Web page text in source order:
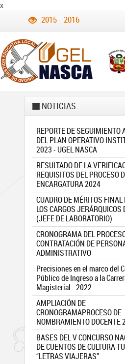
x
2015 2016
NOTICIAS
REPORTE DE SEGUIMIENTO
DEL PLAN OPERATIVO
2023 - UGEL NASCA
RESULTADO DE LA
REQUISITOS DEL PROCESO
ENCARGATURA 2024
CUADRO DE MÉRITOS FINAL
LOS CARGOS JERÁRQUICOS
(JEFE DE LABORATORIO)
CRONOGRAMA DEL
CONTRATACIÓN DE
ADMINISTRATIVO
Precisiones en el marco del
Público de Ingreso a la
Magisterial - 2022
AMPLIACIÓN DE
CRONOGRAMAPROCESO DE
NOMBRAMIENTO DOCENTE
BASES DEL V CONCURSO
DE CUENTOS DE CULTURA
“LETRAS VIAJERAS”